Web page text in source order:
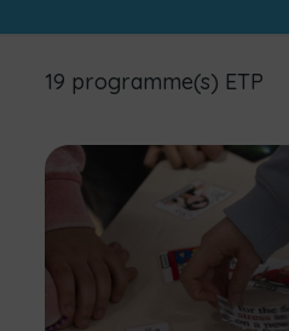
19 programme(s) ETP